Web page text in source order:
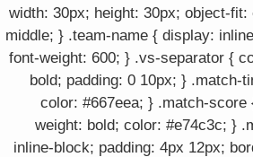
width: 30px; height: 30px; object-
middle; } .team-name { display:
font-weight: 600; } .vs-separator {
bold; padding: 0 10px; } .match-
color: #667eea; } .match-
weight: bold; color: #e74c3c; }
inline-block; padding: 4px 12px;